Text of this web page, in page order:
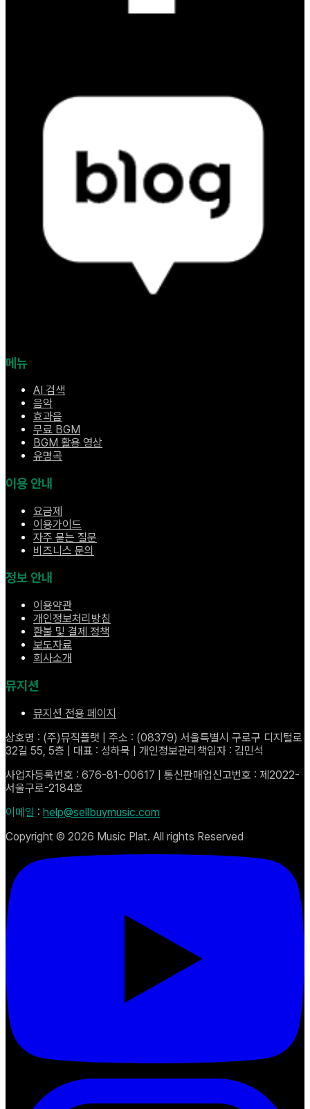
메뉴
AI 검색
음악
효과음
무료 BGM
BGM 활용 영상
유명곡
이용 안내
요금제
이용가이드
자주 묻는 질문
비즈니스 문의
정보 안내
이용약관
개인정보처리방침
환불 및 결제 정책
보도자료
회사소개
뮤지션
뮤지션 전용 페이지
상호명 : (주)뮤직플랫 | 주소 : (08379) 서울특별시 구로구 디지털로
32길 55, 5층 | 대표 : 성하묵 | 개인정보관리책임자 : 김민석
사업자등록번호 : 676-81-00617 | 통신판매업신고번호 : 제2022-
서울구로-2184호
이메일 : help@sellbuymusic.com
Copyright © 2026 Music Plat. All rights Reserved